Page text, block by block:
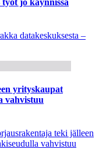
jo käynnissä
datakeskuksesta –
yrityskaupat
vahvistuu
teki jälleen
vahvistuu